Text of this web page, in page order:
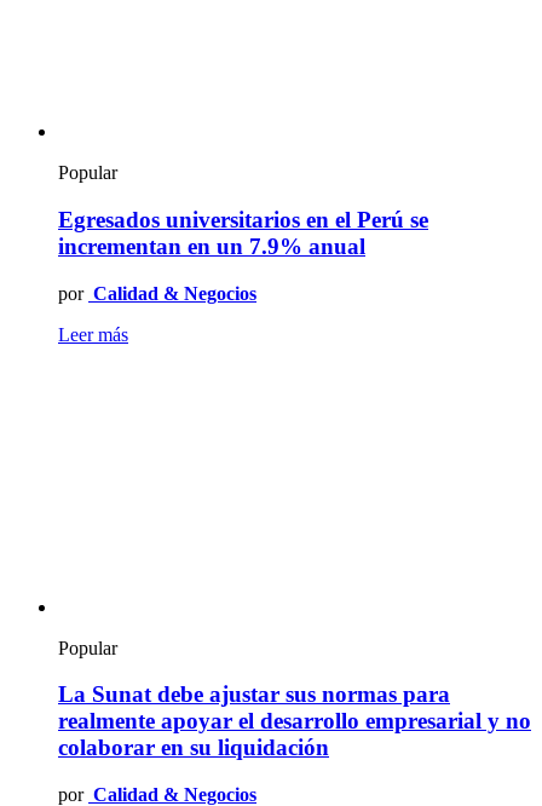
Popular
Egresados universitarios en el Perú se
incrementan en un 7.9% anual
por Calidad & Negocios
Leer más
Popular
La Sunat debe ajustar sus normas para
realmente apoyar el desarrollo empresarial y no
colaborar en su liquidación
por Calidad & Negocios